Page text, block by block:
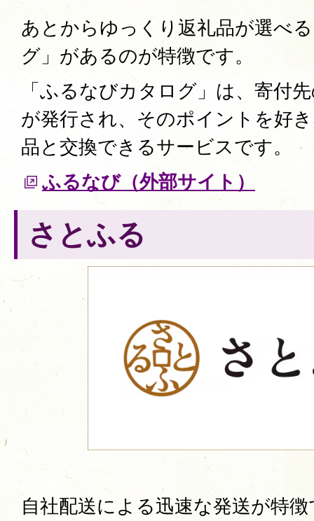
あとからゆっくり返礼品が選べ
グ」があるのが特徴です。
「ふるなびカタログ」は、寄付
が発行され、そのポイントを好
品と交換できるサービスです。
ふるなび（外部サイト）
さとふる
自社配送による迅速な発送が特